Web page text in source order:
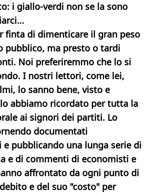
i giallo-verdi non se la sono
finta di dimenticare il gran peso
pubblico, ma presto o tardi
Noi preferiremmo che lo si
I nostri lettori, come lei,
lo sanno bene, visto e
abbiamo ricordato per tutta la
ai signori dei partiti. Lo
documentati
pubblicando una lunga serie di
e di commenti di economisti e
affrontato da ogni punto di
e del suo "costo" per